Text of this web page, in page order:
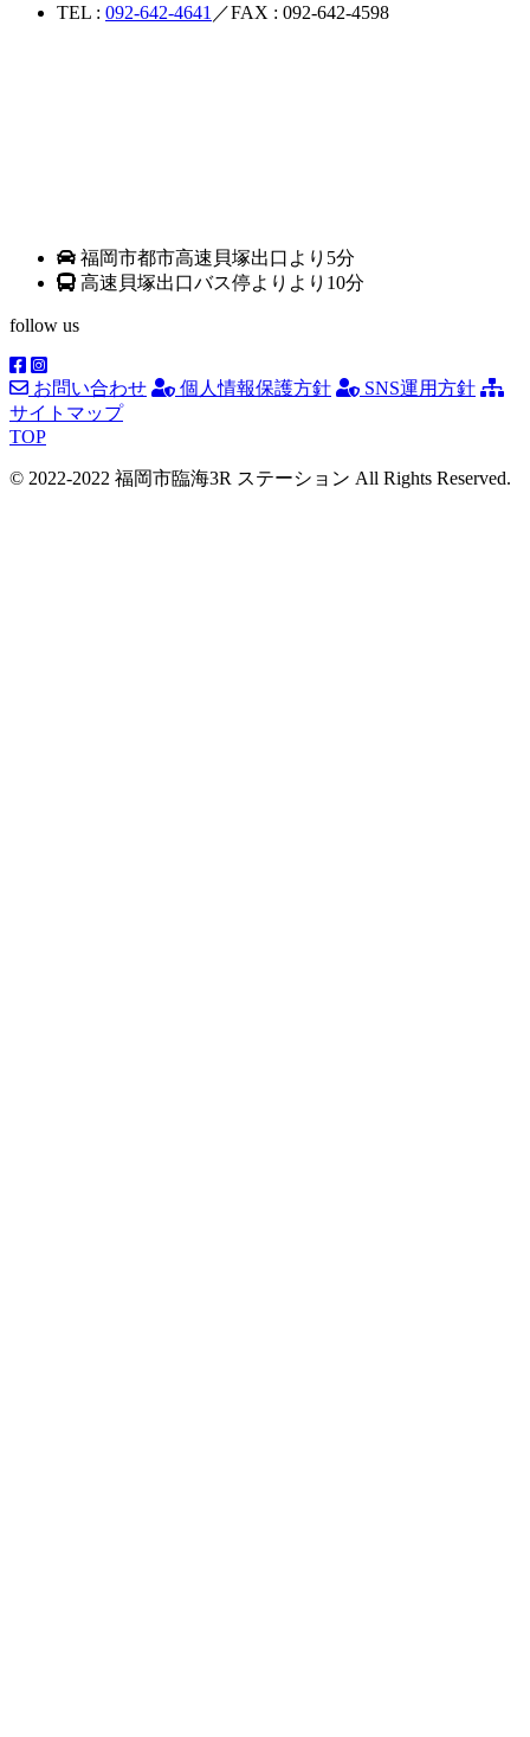
TEL : 092-642-4641 ／FAX : 092-642-4598
福岡市都市高速貝塚出口より5分
高速貝塚出口バス停よりより10分
follow us
お問い合わせ 個人情報保護方針
SNS運用方針
サイトマップ
TOP
© 2022-2022 福岡市臨海3R ステーション All Rights Reserved.